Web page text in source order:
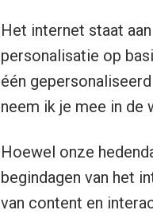
Het internet staat
personalisatie op
één
neem ik je mee in de
Hoewel onze
begindagen van het
van content en